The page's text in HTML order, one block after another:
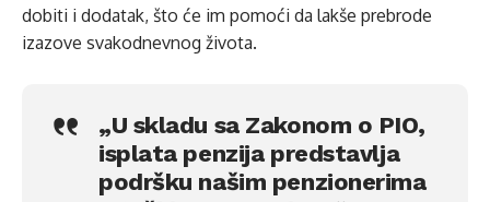
dobiti i dodatak, što će im pomoći da lakše prebrode
izazove svakodnevnog života.
„U skladu sa Zakonom o PIO,
isplata penzija predstavlja
podršku našim penzionerima